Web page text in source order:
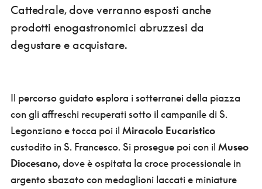
Cattedrale, dove verranno esposti anche
prodotti enogastronomici abruzzesi da
degustare e acquistare.
Il percorso guidato esplora i sotterranei della piazza
con gli affreschi recuperati sotto il campanile di S.
Legonziano e tocca poi il Miracolo Eucaristico
custodito in S. Francesco. Si prosegue poi con il Museo
Diocesano,dove è ospitata la croce processionale in
argento sbazato con medaglioni laccati e miniature